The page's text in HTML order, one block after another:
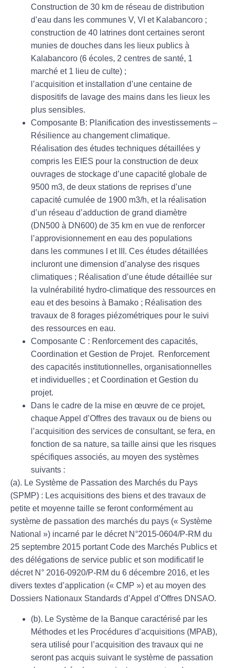
Construction de 30 km de réseau de distribution
d’eau dans les communes V, VI et Kalabancoro ;
construction de 40 latrines dont certaines seront
munies de douches dans les lieux publics à
Kalabancoro (6 écoles, 2 centres de santé, 1
marché et 1 lieu de culte) ;
l’acquisition et installation d’une centaine de
dispositifs de lavage des mains dans les lieux les
plus sensibles.
Composante B: Planification des investissements –
Résilience au changement climatique.
Réalisation des études techniques détaillées y
compris les EIES pour la construction de deux
ouvrages de stockage d’une capacité globale de
9500 m3, de deux stations de reprises d’une
capacité cumulée de 1900 m3/h, et la réalisation
d’un réseau d’adduction de grand diamètre
(DN500 à DN600) de 35 km en vue de renforcer
l’approvisionnement en eau des populations
dans les communes I et III. Ces études détaillées
incluront une dimension d’analyse des risques
climatiques ; Réalisation d’une étude détaillée sur
la vulnérabilité hydro-climatique des ressources en
eau et des besoins à Bamako ; Réalisation des
travaux de 8 forages piézométriques pour le suivi
des ressources en eau.
Composante C : Renforcement des capacités,
Coordination et Gestion de Projet. Renforcement
des capacités institutionnelles, organisationnelles
et individuelles ; et Coordination et Gestion du
projet.
Dans le cadre de la mise en œuvre de ce projet,
chaque Appel d’Offres des travaux ou de biens ou
l’acquisition des services de consultant, se fera, en
fonction de sa nature, sa taille ainsi que les risques
spécifiques associés, au moyen des systèmes
suivants :
(a). Le Système de Passation des Marchés du Pays
(SPMP) : Les acquisitions des biens et des travaux de
petite et moyenne taille se feront conformément au
système de passation des marchés du pays (« Système
National ») incarné par le décret N°2015-0604/P-RM du
25 septembre 2015 portant Code des Marchés Publics et
des délégations de service public et son modificatif le
décret N° 2016-0920/P-RM du 6 décembre 2016, et les
divers textes d’application (« CMP ») et au moyen des
Dossiers Nationaux Standards d’Appel d’Offres DNSAO.
(b). Le Système de la Banque caractérisé par les
Méthodes et les Procédures d’acquisitions (MPAB),
sera utilisé pour l’acquisition des travaux qui ne
seront pas acquis suivant le système de passation